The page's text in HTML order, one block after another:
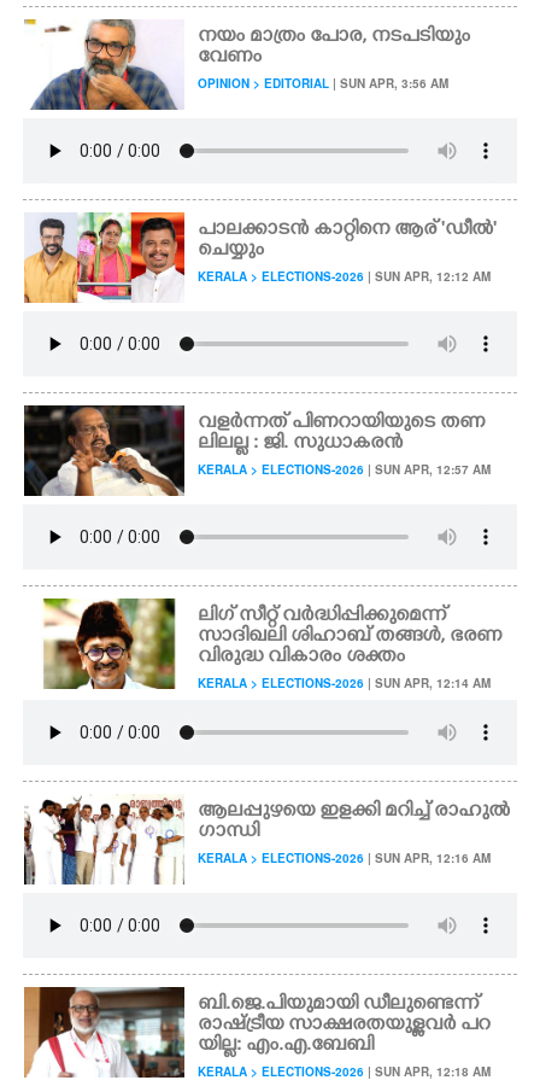
ZOOM
CONTACT US
നയം മാത്രം പോര, നടപടിയും
വേണം
OPINION > EDITORIAL | SUN APR, 3:56 AM
പാലക്കാടൻ കാറ്റിനെ ആര് 'ഡീൽ'
ചെയ്യും
KERALA > ELECTIONS-2026 | SUN APR, 12:12 AM
വളർന്നത് പിണറായിയുടെ തണ
ലിലല്ല : ജി. സുധാകരൻ
KERALA > ELECTIONS-2026 | SUN APR, 12:57 AM
ലിഗ് സീറ്റ് വർദ്ധിപ്പിക്കുമെന്ന്
സാദിഖലി ശിഹാബ് തങ്ങൾ, ഭരണ
വിരുദ്ധ വികാരം ശക്തം
KERALA > ELECTIONS-2026 | SUN APR, 12:14 AM
ആലപ്പുഴയെ ഇളക്കി മറിച്ച് രാഹുൽ
ഗാന്ധി
KERALA > ELECTIONS-2026 | SUN APR, 12:16 AM
ബി.ജെ.പിയുമായി ഡീലുണ്ടെന്ന്
രാഷ്ട്രീയ സാക്ഷരതയുള്ളവർ പറ
യില്ല: എം.എ.ബേബി
KERALA > ELECTIONS-2026 | SUN APR, 12:18 AM